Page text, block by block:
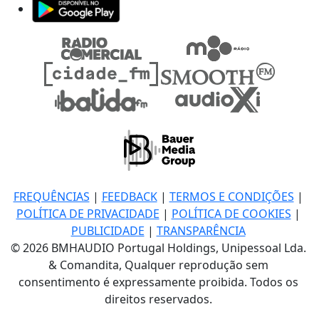
FREQUÊNCIAS | FEEDBACK| TERMOS E CONDIÇÕES |
POLÍTICA DE PRIVACIDADE | POLÍTICA DE COOKIES |
PUBLICIDADE | TRANSPARÊNCIA
© 2026 BMHAUDIO Portugal Holdings, Unipessoal Lda.
& Comandita, Qualquer reprodução sem
consentimento é expressamente proibida. Todos os
direitos reservados.